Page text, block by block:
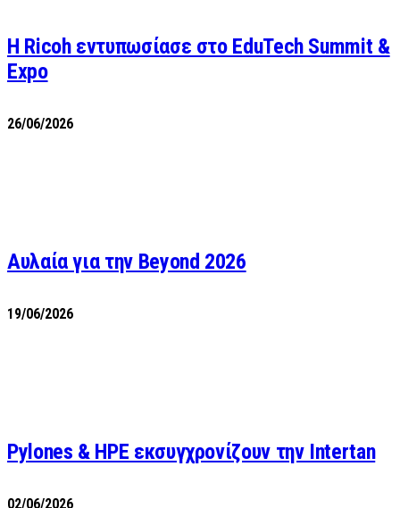
Η Ricoh εντυπωσίασε στο EduTech Summit &
Expo
26/06/2026
Αυλαία για την Beyond 2026
19/06/2026
Pylones & HPE εκσυγχρονίζουν την Intertan
02/06/2026